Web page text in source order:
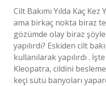
Cilt Bakımı Yılda Kaç Kez
ama birkaç nokta biraz
gözümde olay biraz
yapılırdı? Eskiden cilt
kullanılarak yapılırdı .
Kleopatra, cildini
keçi sütü banyoları